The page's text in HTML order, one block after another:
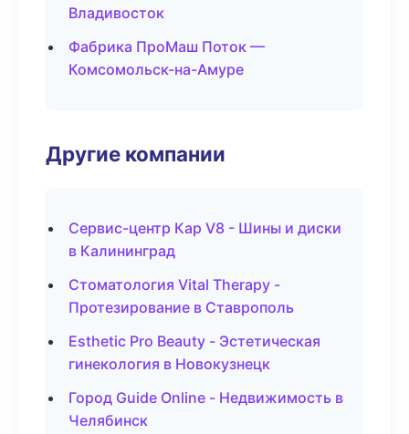
Владивосток
Фабрика ПроМаш Поток —
Комсомольск-на-Амуре
Другие компании
Сервис-центр Кар V8 - Шины и диски
в Калининград
Стоматология Vital Therapy -
Протезирование в Ставрополь
Esthetic Pro Beauty - Эстетическая
гинекология в Новокузнецк
Город Guide Online - Недвижимость в
Челябинск